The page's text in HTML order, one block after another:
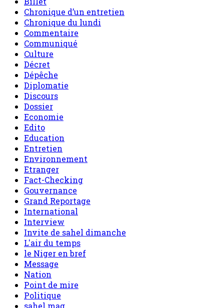
Chronique d’un entretien
Chronique du lundi
Commentaire
Communiqué
Culture
Décret
Dépêche
Diplomatie
Discours
Dossier
Economie
Edito
Education
Entretien
Environnement
Etranger
Fact-Checking
Gouvernance
Grand Reportage
International
Interview
Invite de sahel dimanche
L'air du temps
le Niger en bref
Message
Nation
Point de mire
Politique
sahel mag